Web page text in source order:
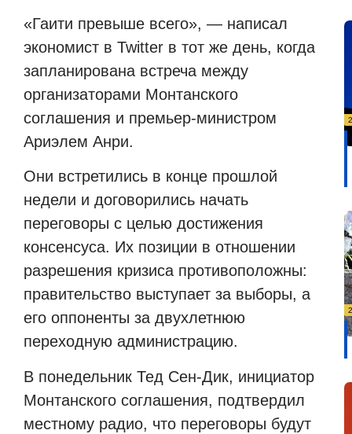
«Гаити превыше всего», — написал
экономист в Twitter в тот же день, когда
запланирована встреча между
организаторами Монтанского
соглашения и премьер-министром
Ариэлем Анри.
Они встретились в конце прошлой
недели и договорились начать
переговоры с целью достижения
консенсуса. Их позиции в отношении
разрешения кризиса противоположны:
правительство выступает за выборы, а
его оппоненты за двухлетнюю
переходную администрацию.
В понедельник Тед Сен-Дик, инициатор
Монтанского соглашения, подтвердил
местному радио, что переговоры будут